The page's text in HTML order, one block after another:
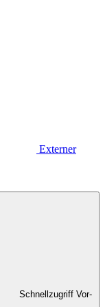
Externer
Schnellzugriff Vor-